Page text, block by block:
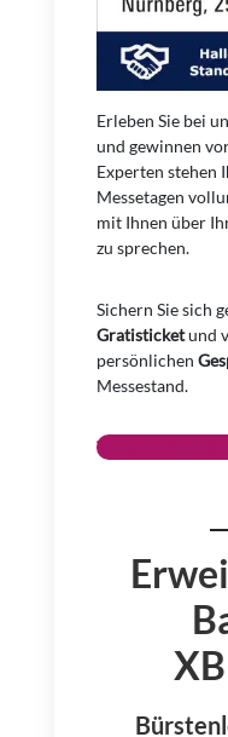
Erleben Sie bei
und gewinnen
Experten stehen
Messetagen
mit Ihnen über
zu sprechen.
Sichern Sie sich
Gratisticketund
persönlichen
Messestand.
Ticket sichern &